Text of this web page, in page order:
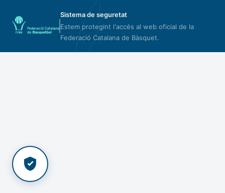
Sistema de seguretat
Estem protegint l'accés al web oficial de la
Federació Catalana de Bàsquet.